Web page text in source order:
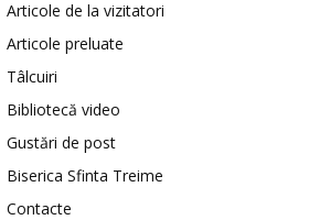
Articole de la vizitatori
Articole preluate
Tâlcuiri
Bibliotecă video
Gustări de post
Biserica Sfinta Treime
Contacte